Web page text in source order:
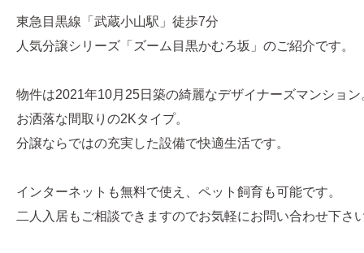
東急目黒線「武蔵小山駅」徒歩7分
人気分譲シリーズ「ズーム目黒かむろ坂」のご紹介です。
物件は2021年10月25日築の綺麗なデザイナーズマンション
お洒落な間取りの2Kタイプ。
分譲ならではの充実した設備で快適生活です。
インターネットも無料で使え、ペット飼育も可能です。
二人入居もご相談できますのでお気軽にお問い合わせ下さ